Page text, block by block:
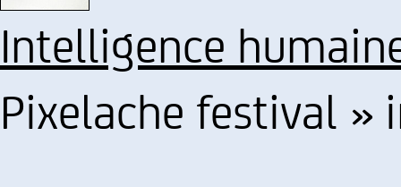
Intelligence
Pixelache festival